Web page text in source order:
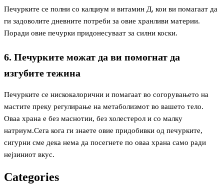
Печурките се полни со калциум и витамин Д, кои ви помагаат да
ги задоволите дневните потреби за овие хранливи материи.
Поради овие печурки придонесуваат за силни коски.
6. Печурките можат да ви помогнат да
изгубите тежина
Печурките се нискокалорични и помагаат во согорувањето на
мастите преку регулирање на метаболизмот во вашето тело.
Оваа храна е без маснотии, без холестерол и со малку
натриум.Сега кога ги знаете овие придобивки од печурките,
сигурни сме дека нема да посегнете по оваа храна само ради
нејзиниот вкус.
Categories